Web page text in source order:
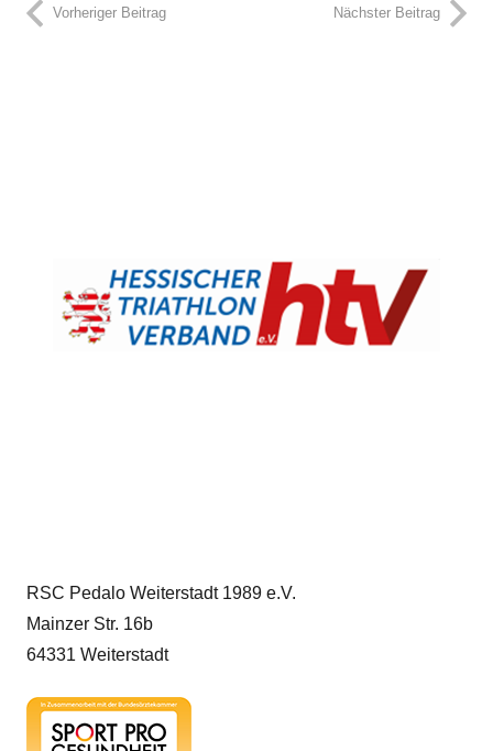
Vorheriger Beitrag Nächster Beitrag
RSC Pedalo Weiterstadt 1989 e.V.
Mainzer Str. 16b
64331 Weiterstadt